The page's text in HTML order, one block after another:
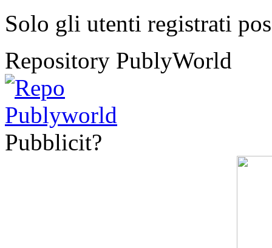
Solo gli utenti registrati
Repository PublyWorld
Pubblicit?